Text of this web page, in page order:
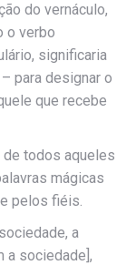
do vernáculo,
o verbo
significaria
– para designar o
que recebe
de todos aqueles
mágicas
pelos fiéis.
a
a sociedade],